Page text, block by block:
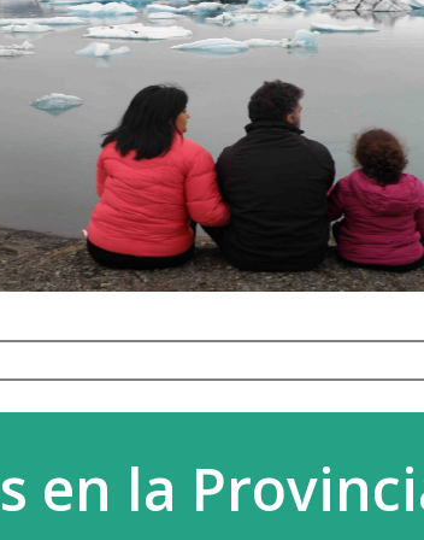
en la